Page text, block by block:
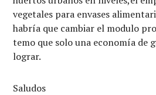
vegetales para envases
habría que cambiar el modulo
temo que solo una economía de
lograr.
Saludos